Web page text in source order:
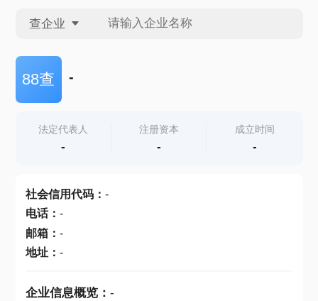
查企业
查企业
查产地
88查 -
法定代表人
-
注册资本
-
成立时间
-
社会信用代码： -
电话： -
邮箱： -
地址： -
企业信息概览： -